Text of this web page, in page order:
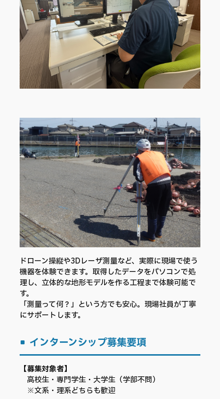
ドローン操縦や3Dレーザ測量など、実際に現場で使う
機器を体験できます。取得したデータをパソコンで処
理し、立体的な地形モデルを作る工程まで体験可能で
す。
「測量って何？」という方でも安心。現場社員が丁寧
にサポートします。
インターンシップ募集要項
【募集対象者】
高校生・専門学生・大学生（学部不問）
※文系・理系どちらも歓迎